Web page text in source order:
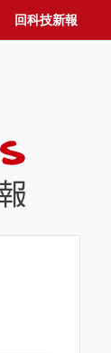
回科技新報